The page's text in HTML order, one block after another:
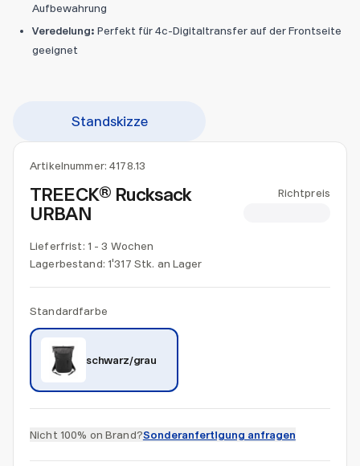
Artikelnummer:4178.13
TREECK® Rucksack
URBAN
Richtpreis
Lieferfrist: 1 - 3 Wochen
Lagerbestand: 1'317 Stk. an Lager
Standardfarbe
schwarz/grau
Nicht 100% on Brand?Sonderanfertigung anfragen
Aufbewahrung
Veredelung: Perfekt für 4c-Digitaltransfer auf der Frontseite
geeignet
Standskizze